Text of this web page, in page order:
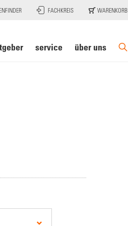
FACHKREIS WARENKORB
service über uns